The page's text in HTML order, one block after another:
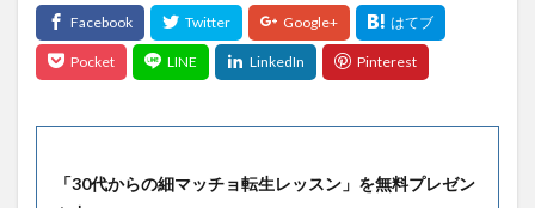
「30代からの細マッチョ転生レッスン」を無料プレゼン